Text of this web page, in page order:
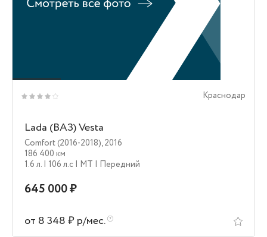
Краснодар
Lada (ВАЗ) Vesta
Comfort (2016-2018),2016
186 400 км
1.6 л. | 106 л.c | MT | Передний
645 000 ₽
от 8 348 ₽ р/мес.